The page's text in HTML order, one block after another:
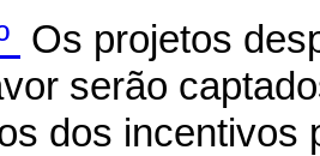
Os projetos
serão
dos incentivos